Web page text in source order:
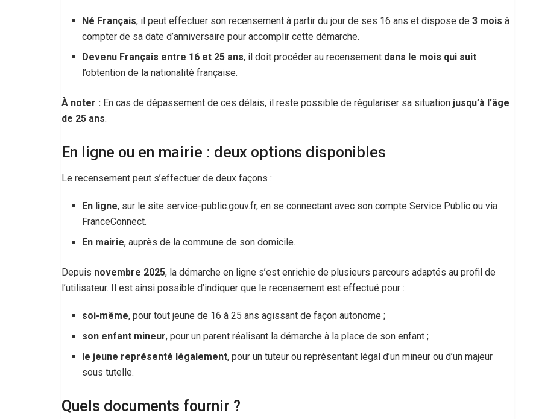
Né Français, il peut effectuer son recensement à partir du jour de ses 16 ans et dispose de3 mois à
compter de sa date d’anniversaire pour accomplir cette démarche.
Devenu Français entre 16 et 25 ans, il doit procéder au recensement dans le mois qui suit
l’obtention de la nationalité française.
À noter : En cas de dépassement de ces délais, il reste possible de régulariser sa situation jusqu’à l’âge
de 25 ans.
En ligne ou en mairie : deux options disponibles
Le recensement peut s’effectuer de deux façons :
En ligne, sur le site service-public.gouv.fr, en se connectant avec son compte Service Public ou via
FranceConnect.
En mairie, auprès de la commune de son domicile.
Depuis novembre 2025, la démarche en ligne s’est enrichie de plusieurs parcours adaptés au profil de
l’utilisateur. Il est ainsi possible d’indiquer que le recensement est effectué pour :
soi-même, pour tout jeune de 16 à 25 ans agissant de façon autonome ;
son enfant mineur, pour un parent réalisant la démarche à la place de son enfant ;
le jeune représenté légalement, pour un tuteur ou représentant légal d’un mineur ou d’un majeur
sous tutelle.
Quels documents fournir ?